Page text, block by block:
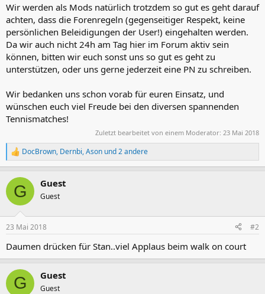
Wir werden als Mods natürlich trotzdem so gut es geht darauf
achten, dass die Forenregeln (gegenseitiger Respekt, keine
persönlichen Beleidigungen der User!) eingehalten werden.
Da wir auch nicht 24h am Tag hier im Forum aktiv sein
können, bitten wir euch sonst uns so gut es geht zu
unterstützen, oder uns gerne jederzeit eine PN zu schreiben.
Wir bedanken uns schon vorab für euren Einsatz, und
wünschen euch viel Freude bei den diversen spannenden
Tennismatches!
Zuletzt bearbeitet von einem Moderator: 23 Mai 2018
R
e
k
i
e
:
DocBrown, Dernbi,Ason und 2 andere
G Guest
Guest
23 Mai 2018 #2
Daumen drücken für Stan..viel Applaus beim walk on court
G Guest
Guest